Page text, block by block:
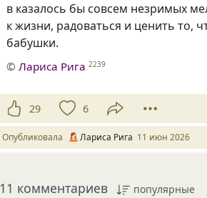
в казалось бы совсем незримых
к жизни, радоваться и ценить то,
бабушки.
©Лариса Рига 2239
29 6
Опубликовала Лариса Рига 11 июн 2026
11 комментариев популярные